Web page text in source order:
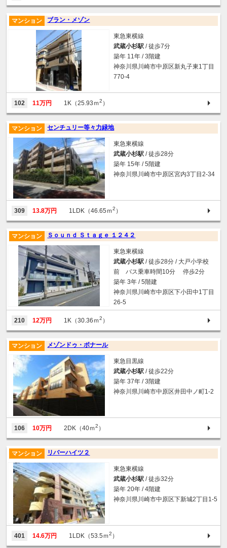
ブラン・メゾン
マンション
東急東横線
武蔵小杉駅 / 徒歩7分
築年 11年 / 3階建
神奈川県川崎市中原区新丸子東1丁目
770-4
102 11万円 1K（25.93ｍ2 ）
センチュリー等々力緑地
マンション
東急東横線
武蔵小杉駅 / 徒歩28分
築年 15年 / 5階建
神奈川県川崎市中原区宮内3丁目2-34
309 13.8万円 1LDK（46.65ｍ2 ）
Ｓｏｕｎｄ Ｓｔａｇｅ １２４２
マンション
東急東横線
武蔵小杉駅 / 徒歩28分 / 大戸小学校
前 バス乗車時間10分 停歩2分
築年 3年 / 5階建
神奈川県川崎市中原区下小田中1丁目
26-5
210 12万円 1K（30.36ｍ2 ）
メゾンドゥ・ボナール
マンション
東急目黒線
武蔵小杉駅 / 徒歩22分
築年 37年 / 3階建
神奈川県川崎市中原区井田中ノ町1-2
106 10万円 2DK（40ｍ2 ）
リバーハイツ２
マンション
東急東横線
武蔵小杉駅 / 徒歩32分
築年 20年 / 4階建
神奈川県川崎市中原区下新城2丁目1-5
401 14.6万円 1LDK（53.5ｍ2 ）